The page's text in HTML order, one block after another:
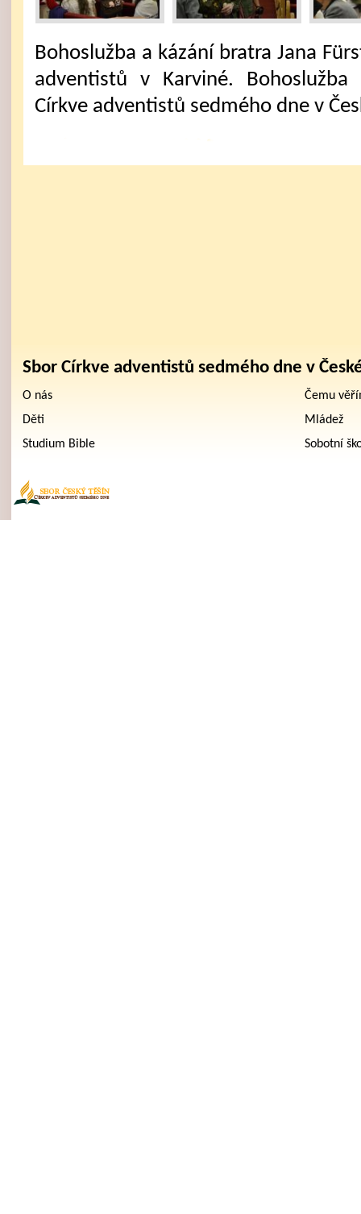
Bohoslužba a kázání bratra Jana
adventistů v Karviné.
Církve adventistů sedmého dne v
Sbor Církve adventistů sedmého dne v
O nás
Čemu
Děti
Mládež
Studium Bible
Sobotní